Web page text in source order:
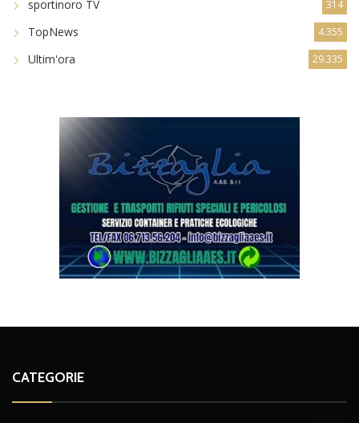
sportinoro TV 314
TopNews 4.355
Ultim'ora 29.335
CATEGORIE